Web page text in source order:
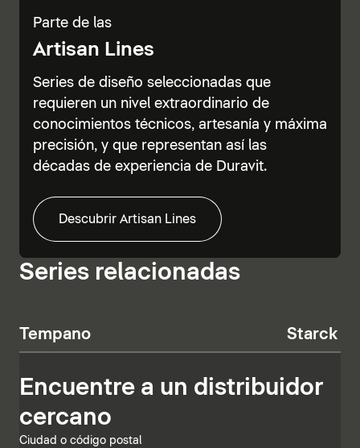
Parte de las
Artisan Lines
Series de diseño seleccionadas que
requieren un nivel extraordinario de
conocimientos técnicos, artesanía y máxima
precisión, y que representan así las
décadas de experiencia de Duravit.
Descubrir Artisan Lines
Series relacionadas
Tempano Starck T
Encuentre a un distribuidor
cercano
Ciudad o código postal